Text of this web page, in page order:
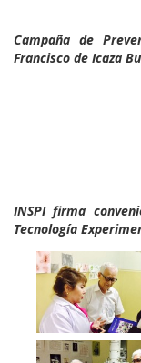
Campaña de
Francisco de Icaza
INSPI firma
Tecnología